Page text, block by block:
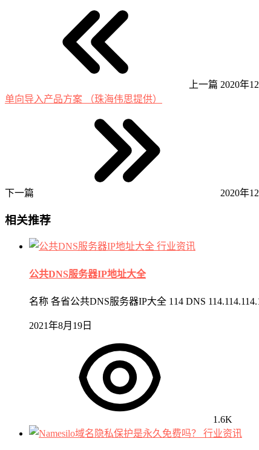
上一篇 2020年
单向导入产品方案 （珠海伟思提供）
下一篇 2020年
相关推荐
行业资讯
公共DNS服务器IP地址大全
名称 各省公共DNS服务器IP大全 114 DNS
2021年8月19日
1.6K
行业资讯